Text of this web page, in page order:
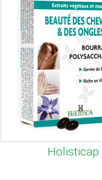
Holisticap